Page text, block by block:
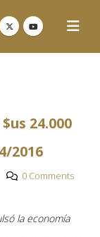
24.000
2016
0 Comments
la economía